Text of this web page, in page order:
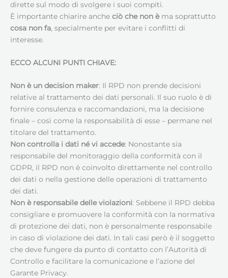
dirette sul modo di svolgere i suoi compiti.
È importante chiarire anche ciò che non èma soprattutto
cosa non fa, specialmente per evitare i conflitti di
interesse.
ECCO ALCUNI PUNTI CHIAVE:
Non è un decision maker: Il RPD non prende decisioni
relative al trattamento dei dati personali. Il suo ruolo è di
fornire consulenza e raccomandazioni, ma la decisione
finale – così come la responsabilità di esse – permane nel
titolare del trattamento.
Non controlla i dati né vi accede: Nonostante sia
responsabile del monitoraggio della conformità con il
GDPR, il RPD non è coinvolto direttamente nel controllo
dei dati o nella gestione delle operazioni di trattamento
dei dati.
Non è responsabile delle violazioni: Sebbene il RPD debba
consigliare e promuovere la conformità con la normativa
di protezione dei dati, non è personalmente responsabile
in caso di violazione dei dati. In tali casi però è il soggetto
che deve fungere da punto di contatto con l’Autorità di
Controllo e facilitare la comunicazione e l’azione del
Garante Privacy.